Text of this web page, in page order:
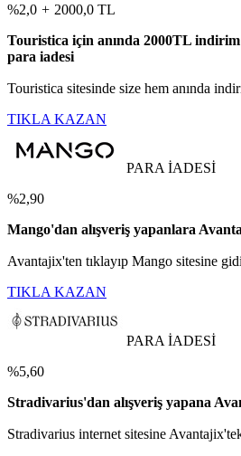
%2,0 + 2000,0 TL
Touristica için anında 2000TL
para iadesi
Touristica sitesinde size hem anında
TIKLA KAZAN
PARA İADESİ
%2,90
Mango'dan alışveriş yapanlara
Avantajix'ten tıklayıp Mango sitesine
TIKLA KAZAN
PARA İADESİ
%5,60
Stradivarius'dan alışveriş yapana
Stradivarius internet sitesine